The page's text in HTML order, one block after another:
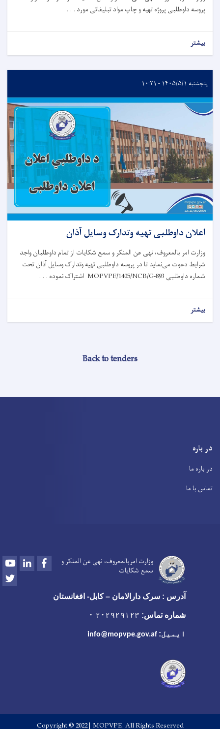
پروسه داوطلبی پروژه تهیه و چاپ مواد تبلیغاتی مورد . . .
بیشتر
پنجشنبه ۱۴۰۵/۵/۱ - ۱۰:۲۱
اعلان داوطلبی تهیه وتدارک وسایل آذان
وزارت امر بالمعروف، نهی عن المنکر و سمع شکایات از تمام داوطلبان واجد
شرایط دعوت می‌نماید تا در پروسه داوطلبی تهیه وتدارک وسایل آذان تحت
شماره داوطلبی
اشتراک نموده . . .
بیشتر
Back to tenders
در باره
در باره ما
تماس با ما
وزارت امربالمعروف، نهی عن المنکر و
سمع شکایات
YoutubeLinkedInFacebook
آدرس : سرک دارالامان – کابل- افغانستان
شماره تماس: ۲۰۲۹۲۹۱۲۳ ۰
ایمیل: info@mopvpe.gov.af
Copyright © 2022 | MOPVPE. All Rights Reserved